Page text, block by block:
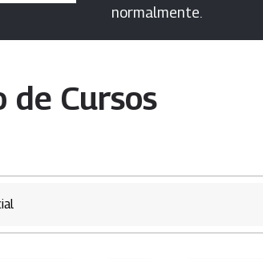
normalmente.
de Cursos